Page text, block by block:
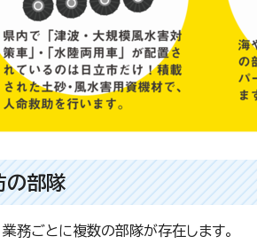
の部隊
業務ごとに複数の部隊が存在します。